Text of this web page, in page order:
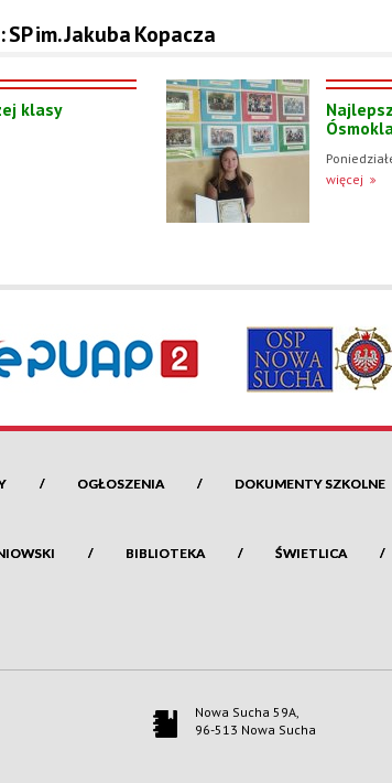
im. Jakuba Kopacza
klasy
więcej
OGŁOSZENIA DOKUMENTY SZKOLNE
BIBLIOTEKA ŚWIETLICA
Nowa Sucha 59A,
96-513 Nowa Sucha